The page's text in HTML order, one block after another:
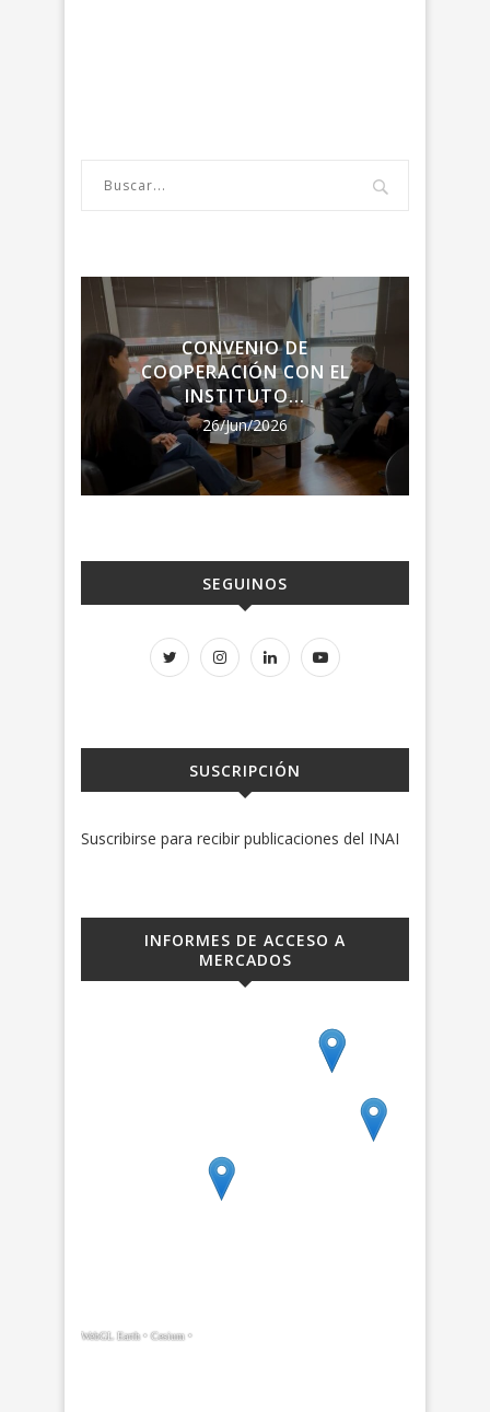
CONVENIO DE
COOPERACIÓN CON EL
INSTITUTO...
26/Jun/2026
SEGUINOS
SUSCRIPCIÓN
Suscribirse para recibir publicaciones del INAI
INFORMES DE ACCESO A
MERCADOS